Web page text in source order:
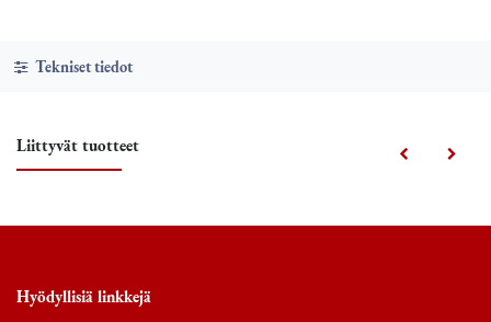
Tekniset tiedot
Liittyvät tuotteet
Hyödyllisiä linkkejä